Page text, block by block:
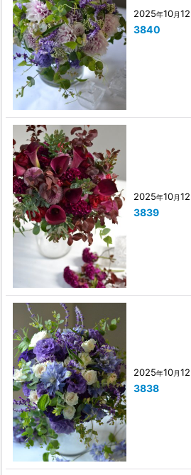
2025年10月12
3840
2025年10月12
3839
2025年10月12
3838